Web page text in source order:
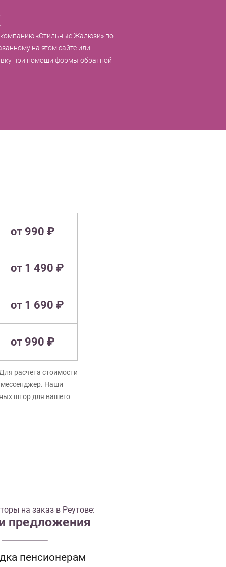
«Стильные Жалюзи» по
на этом сайте или
при помощи формы обратной
от 990 ₽
от 1 490 ₽
от 1 690 ₽
от 990 ₽
расчета стоимости
Наши
штор для вашего
на заказ в Реутове:
предложения
пенсионерам